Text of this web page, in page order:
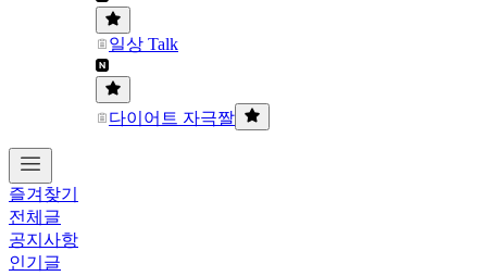
일상 Talk
다이어트 자극짤
즐겨찾기
전체글
공지사항
인기글